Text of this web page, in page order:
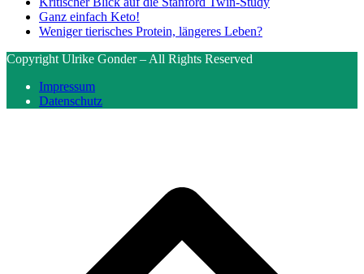
Ganz einfach Keto!
Weniger tierisches Protein, längeres Leben?
Copyright Ulrike Gonder – All Rights Reserved
Impressum
Datenschutz